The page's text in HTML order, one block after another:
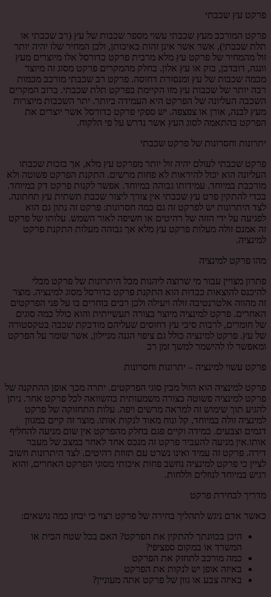
פרקט עץ שכבתי
פרקט המורכב מעץ שכבתי עשוי מספר שכבות של עץ (רב שכבתי או
תלת שכבתי), אשר אשר אינן זהות באיכותן, ולכן המחיר שלו יהיה יותר
זול מהמחיר של פרקט עץ מלא מרבית פרקט כדורסל אלו מיוצרים מעץ
וונגה, דובדבן, בוק או עץ אלון. בחלק מהמקרים פרקט מסוג זה מיוצר
מכמה שכבות של עץ ומנסורת דחוסה. פרקט רב שכבתי מורכב מכמות
רבה יותר של שכבות עץ מזו הקיימת בפרקט תלת שכבתי. ברוב המקרים
השכבה העליונה של הפרקט היא העמידה ביותר. יתר השכבות מיוצרות
מעץ לבנה, אורן או צפצפה. יש ספקי פרקט כדורסל אשר יוצרים את
הפרקט בהתאמה לסוג העץ אשר נדרש על פי הלקוח.
יתרונות וחסרונות של פרקט שכבתי
פרקט שכבתי לעולם יהיה זול יותר מפרקט עץ מלא, אך בזכות שכבתו
העליונה הוא יכול להיראות לא פחות מרשים. התקנת הפרקט פשוטה ולא
מורכבת במיוחד. עמידותו גבוהה במיוחד. אפשר לקנות פרקט דק במיוחד.
בכדי להתקין פרט עץ שכבתי אין צורך ליצור שכבת תשתית עץ תחתונה.
לצד היתרונות יש לפרקט זה גם כמה חסרונות: פרקט זה נתון גם הוא
לפגיעה על ידי הזזה של רהיטים או חשיפה לאור השמש. עלותו של פרקט
זה אמנם זולה מעלות פרקט עץ מלא אך גבוהה מעלות התקנת פרקט
למינציה.
מהו פרקט למינציה
פתרון מצויין עבור מי שרוצה ליהנות מכל היתרונות של פרקט מבלי
להיכנס להוצאות כבדות הוא התקנת פרקט כדורסל מסוג למינציה. מוצר
זה מהווה אלטרנטיבה זולה ויעילה ולכן רבים בוחרים בו על פני הפרקטים
האחרים. פרקט למינציה מיוצר בצורה תעשייתית והוא כולל כמה סוגים
של חומרים, לרבות סיבי עץ דחוסים שעליהם מודבקת שכבה בטקסטורה
של עץ. פרקט למינציה כולל גם ציפוי הגנה מניילון, אשר שומר על הפרקט
ומאפשר לו להישמר למשך זמן רב
פרקט עשוי למינציה – יתרונות וחסרונות
פרקט למינציה הוא הזול מבין סוגי הפרקטים. יתרה מכך אופן ההתקנה של
פרקט למינציה פשוטה בצורה משמעותית בהשוואה לכל פרקט אחר. ניתן
להגיע תוך שימוש זה למראה מרשים ויפה. עלות התחזוקה של פרקט
למינציה זולה במיוחד, קל ונוח מאוד לנקות אותו. מוצר זה קיים במגוון
דגמים וצבעים. במידה וקיים פגם בחלק מהפרקט אין שום מניעה להחליף
אותו.אין מניעה להעביר פרקט זה מנכס אחד לאחר במצב של מעבר
דירה. פרקט זה עמיד ואינו נשרט עם תזוזת רהיטים. לצד היתרונות חשוב
לציין כי פרקט למינציה נחשב פחות איכותי מסוגי הפרקט האחרים, והוא
רגיש במיוחד לנוזלים וללחות.
מדריך לבחירת פרקט
כאשר אדם ניגש לתהליך בחירה של פרקט רצוי כי יבחן כמה נושאים:
היכן בכוונתך להתקין את הפרקט? האם בכל שטח הבית או
המשרד או במקום ספציפי?
כמה מורכב לתחזק את הפרקט
באיזה אופן יש לנקות את הפרקט
באיזה צבע או גוון של פרקט אתה מעוניין?